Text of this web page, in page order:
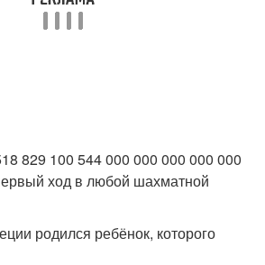
829 100 544 000 000 000 000 000
ход в любой шахматной
родился ребёнок, которого